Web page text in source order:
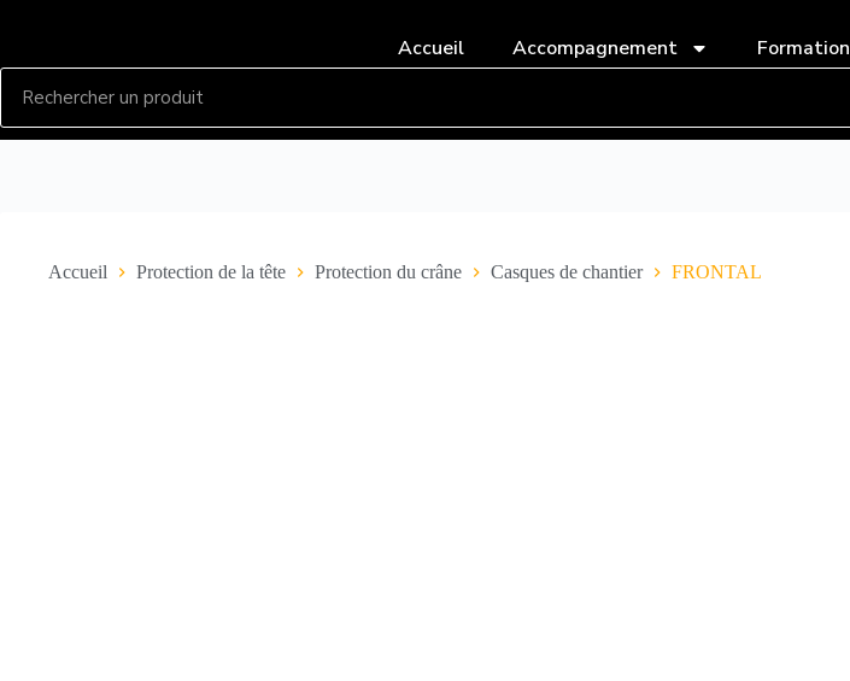
Accueil Accompagnement Formation
Accueil Protection de la tête Protection du crâne Casques de chantier FRONTAL